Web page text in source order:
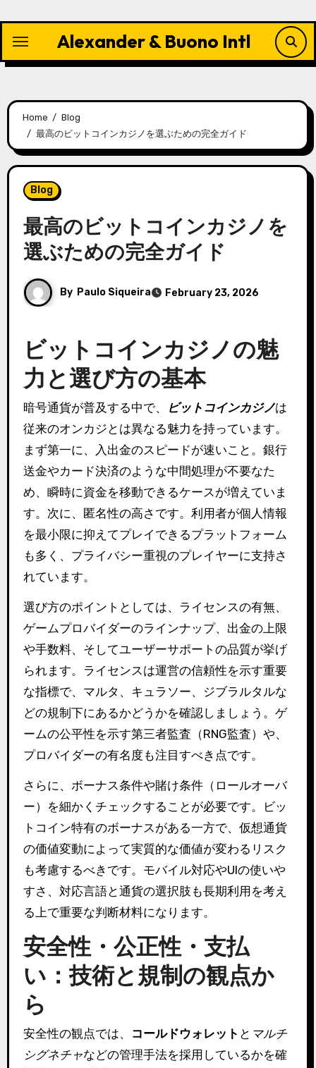
content
Alexander & Buono Intl
Home
Blog
最高のビットコインカジノを選ぶための完全ガイド
Blog
最高のビットコインカジノを
選ぶための完全ガイド
By Paulo Siqueira February 23, 2026
ビットコインカジノの魅
力と選び方の基本
暗号通貨が普及する中で、 ビットコインカジノは
従来のオンカジとは異なる魅力を持っています。
まず第一に、入出金のスピードが速いこと。銀行
送金やカード決済のような中間処理が不要なた
め、瞬時に資金を移動できるケースが増えていま
す。次に、匿名性の高さです。利用者が個人情報
を最小限に抑えてプレイできるプラットフォーム
も多く、プライバシー重視のプレイヤーに支持さ
れています。
選び方のポイントとしては、ライセンスの有無、
ゲームプロバイダーのラインナップ、出金の上限
や手数料、そしてユーザーサポートの品質が挙げ
られます。ライセンスは運営の信頼性を示す重要
な指標で、マルタ、キュラソー、ジブラルタルな
どの規制下にあるかどうかを確認しましょう。ゲ
ームの公平性を示す第三者監査（RNG監査）や、
プロバイダーの有名度も注目すべき点です。
さらに、ボーナス条件や賭け条件（ロールオーバ
ー）を細かくチェックすることが必要です。ビッ
トコイン特有のボーナスがある一方で、仮想通貨
の価値変動によって実質的な価値が変わるリスク
も考慮するべきです。モバイル対応やUIの使いや
すさ、対応言語と通貨の選択肢も長期利用を考え
る上で重要な判断材料になります。
安全性・公正性・支払
い：技術と規制の観点か
ら
安全性の観点では、 コールドウォレット と マルチ
シグネチャなどの管理手法を採用しているかを確